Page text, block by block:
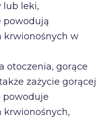
lub leki,
powodują
krwionośnych w
otoczenia, gorące
zażycie gorącej
powoduje
krwionośnych,